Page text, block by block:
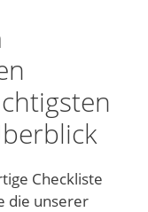
Checkliste
die unserer